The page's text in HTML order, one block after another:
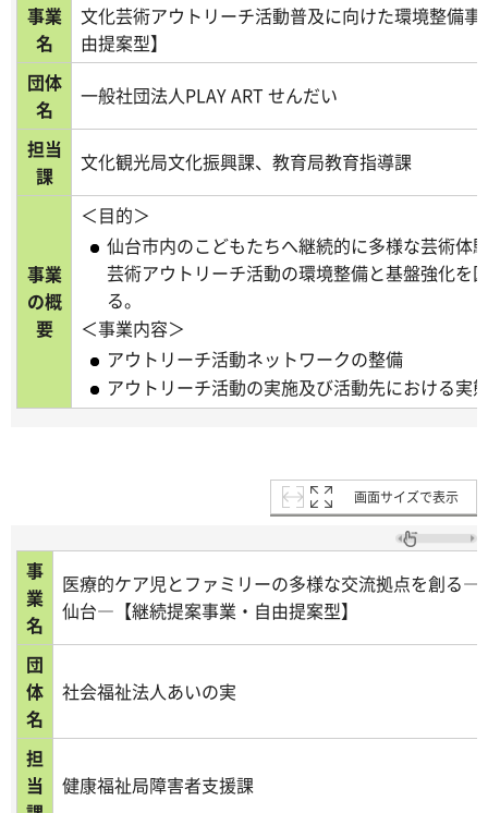
事業
名
文化芸術アウトリーチ活動普及に向けた環境整備
由提案型】
団体
名
一般社団法人PLAY ART せんだい
担当
課
文化観光局文化振興課、教育局教育指導課
事業
の概
要
＜目的＞
仙台市内のこどもたちへ継続的に多様な芸術体
芸術アウトリーチ活動の環境整備と基盤強化を
る。
＜事業内容＞
アウトリーチ活動ネットワークの整備
アウトリーチ活動の実施及び活動先における実
画面サイズで表示
事
業
名
医療的ケア児とファミリーの多様な交流拠点を創る―
仙台―【継続提案事業・自由提案型】
団
体
名
社会福祉法人あいの実
担
当
健康福祉局障害者支援課